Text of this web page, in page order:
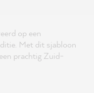
op een
Met dit sjabloon
prachtig Zuid-